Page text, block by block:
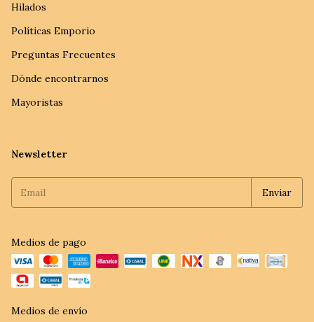
Hilados
Políticas Emporio
Preguntas Frecuentes
Dónde encontrarnos
Mayoristas
Newsletter
Medios de pago
Medios de envío